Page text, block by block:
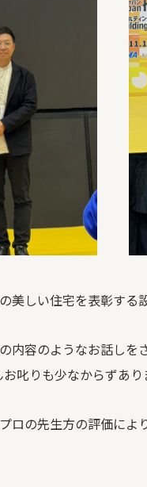
美しい住宅を表彰する
内容のようなお話し
叱りも少なからずあり
ロの先生方の評価によ